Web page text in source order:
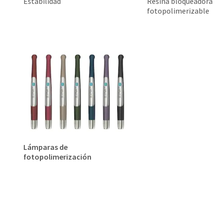
fotopolimerizable
Lámparas de
fotopolimerización